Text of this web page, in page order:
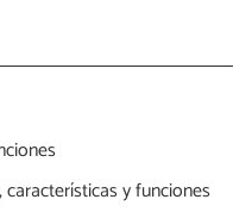
y funciones